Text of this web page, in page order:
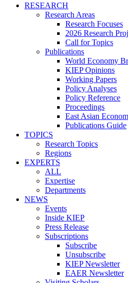
RESEARCH
Research Areas
Research Focuses
2026 Research
Call for Topics
Publications
World Economy
KIEP Opinions
Working Papers
Policy Analyses
Policy Reference
Proceedings
East Asian
Publications Guide
TOPICS
Research Topics
Regions
EXPERTS
ALL
Expertise
Departments
NEWS
Events
Inside KIEP
Press Release
Subscriptions
Subscribe
Unsubscribe
KIEP Newsletter
EAER Newsletter